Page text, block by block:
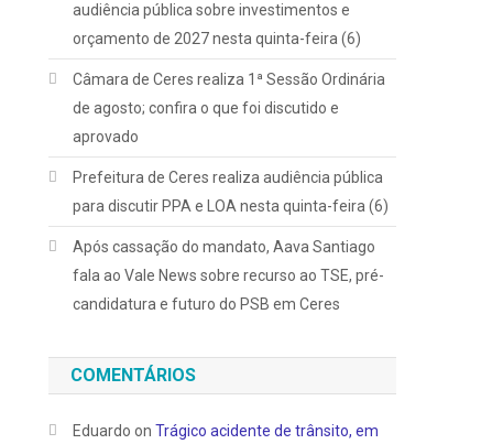
audiência pública sobre investimentos e
orçamento de 2027 nesta quinta-feira (6)
Câmara de Ceres realiza 1ª Sessão Ordinária
de agosto; confira o que foi discutido e
aprovado
Prefeitura de Ceres realiza audiência pública
para discutir PPA e LOA nesta quinta-feira (6)
Após cassação do mandato, Aava Santiago
fala ao Vale News sobre recurso ao TSE, pré-
candidatura e futuro do PSB em Ceres
COMENTÁRIOS
Eduardo onTrágico acidente de trânsito, em